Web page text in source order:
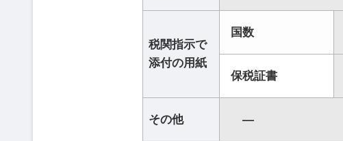
税関指示で
添付の用紙
国数
保税証書
その他 ―